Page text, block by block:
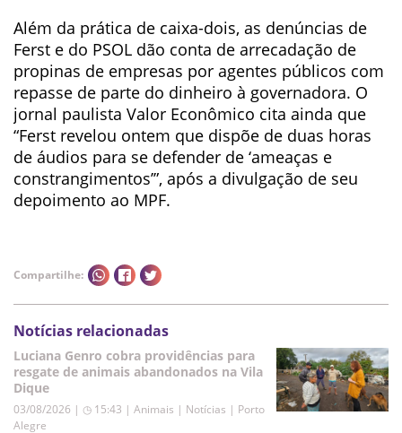
Além da prática de caixa-dois, as denúncias de
Ferst e do PSOL dão conta de arrecadação de
propinas de empresas por agentes públicos com
repasse de parte do dinheiro à governadora. O
jornal paulista Valor Econômico cita ainda que
“Ferst revelou ontem que dispõe de duas horas
de áudios para se defender de ‘ameaças e
constrangimentos’”, após a divulgação de seu
depoimento ao MPF.
Compartilhe:
Notícias relacionadas
Luciana Genro cobra providências para
resgate de animais abandonados na Vila
Dique
03/08/2026 | ◷ 15:43 | Animais | Notícias | Porto
Alegre